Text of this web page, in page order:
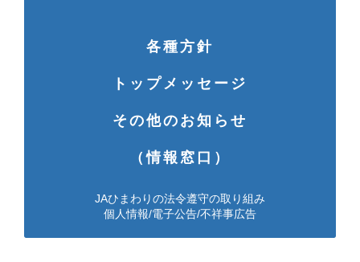
各種方針
トップメッセージ
その他のお知らせ
（情報窓口）
JAひまわりの法令遵守の取り組み
個人情報/電子公告/不祥事広告